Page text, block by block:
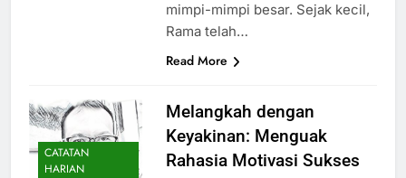
mimpi-mimpi besar. Sejak kecil,
Rama telah…
Read More
CATATAN
HARIAN
Melangkah dengan
Keyakinan: Menguak
Rahasia Motivasi Sukses